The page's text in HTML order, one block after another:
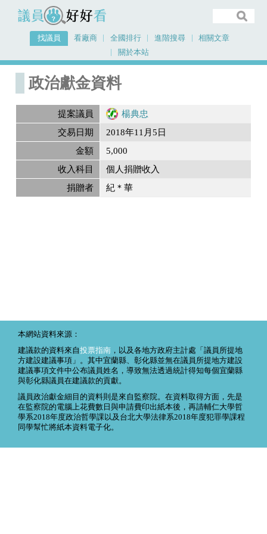
議員好好看
找議員 看廠商 全國排行 進階搜尋
相關文章
關於本站
首頁
政治獻金資料
提案議員
楊典忠
交易日期
2018年11月5日
金額
5,000
收入科目
個人捐贈收入
捐贈者
紀＊華
本網站資料來源：
建議款的資料來自投票指南 ，以及各地方政府主計處「議員所提地
方建設建議事項」。其中宜蘭縣、彰化縣並無在議員所提地方建設
建議事項文件中公布議員姓名，導致無法透過統計得知每個宜蘭縣
與彰化縣議員在建議款的貢獻。
議員政治獻金細目的資料則是來自監察院。在資料取得方面，先是
在監察院的電腦上花費數日與申請費印出紙本後，再請輔仁大學哲
學系2018年度政治哲學課以及台北大學法律系2018年度犯罪學課程
同學幫忙將紙本資料電子化。